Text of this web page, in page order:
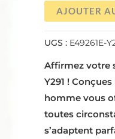
AJOUTER
UGS : E49261E-
Affirmez votre
Y291 !
homme vous
toutes
s’adaptent